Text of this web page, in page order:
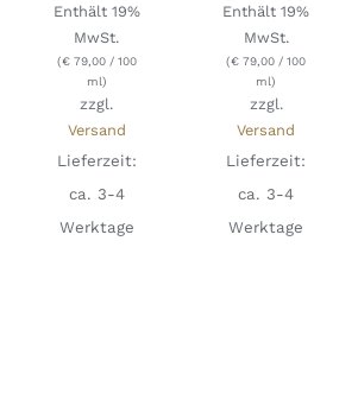
Enthält 19%
MwSt.
(€79,00/ 100
ml)
zzgl.
Versand
Lieferzeit:
ca. 3-4
Werktage
Enthält 19%
MwSt.
(€ 79,00 / 100
ml)
zzgl.
Versand
Lieferzeit:
ca. 3-4
Werktage